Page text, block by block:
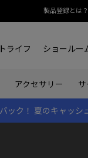
製品登録とは？
ライフ ショールー
アクセサリー
ック！ 夏のキャッシ